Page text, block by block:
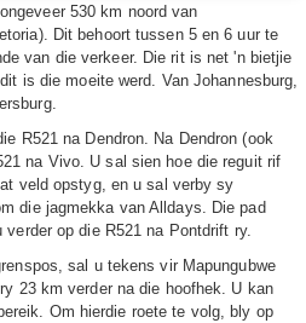
530 km noord van
Dit behoort tussen 5 en 6 uur te
van die verkeer. Die rit is net 'n bietjie
is die moeite werd. Van Johannesburg,
R521 na Dendron. Na Dendron (ook
na Vivo. U sal sien hoe die reguit rif
veld opstyg, en u sal verby sy
die jagmekka van Alldays. Die pad
op die R521 na Pontdrift ry.
sal u tekens vir Mapungubwe
23 km verder na die hoofhek. U kan
Om hierdie roete te volg, bly op